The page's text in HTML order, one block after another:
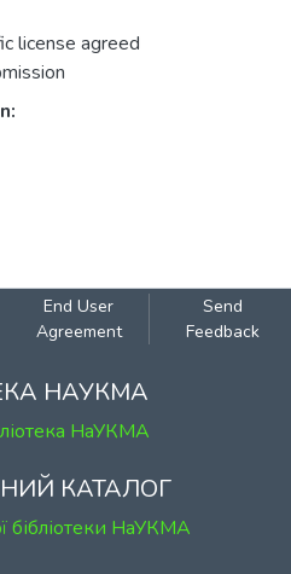
license agreed
End User
Agreement
Send
Feedback
НАУКМА
НаУКМА
КАТАЛОГ
бібліотеки НаУКМА